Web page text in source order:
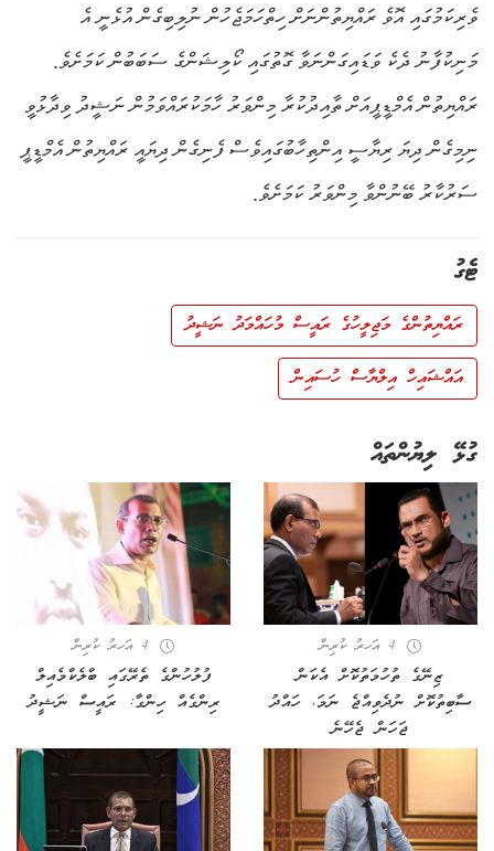
ވެރިކަމުގައި އޮވެ ރައްޔިތުންނަށް ހިތްހަމަޖެހުން ނުލިބިގެން އުޅެނީ އެ
މަނިކުފާނު ދެކެ ވަޑައިގަންނަވާ ގޮތުގައި ކޯލިޝަންގެ ސަބަބުން ކަމަށެވެ.
ރައްޔިތުން އެމްޑީޕީއަށް ތާއިދުކުރާ މިންވަރު ހާމަކުރައްވަމުން ނަޝީދު ވިދާޅުވީ
ނިމިގެން ދިޔަ ރިޔާސީ އިންތިހާބުގައިވެސް ފެނިގެން ދިޔައީ ރައްޔިތުން އެމްޑީޕީ
ސަރުކާރު ބޭނުންވާ މިންވަރު ކަމަށެވެ.
ޓެގު
ރައްޔިތުންގެ މަޖިލީހުގެ ރައީސް މުހައްމަދު ނަޝީދު
އައްޝައިހް އިލްޔާސް ހުސައިން
ގުޅޭ ލިޔުންތައް
4 އަހރު ކުރިން
ޒިނޭގެ ތުހުމަތުކޮށް އެކަން
ސާބިތުކޮށް ނުދެވިއްޖެ ނަމަ، ހައްދު
ޖަހަން ޖެހޭނެ
4 އަހރު ކުރިން
ފުލުހުންގެ ތެރޭގައި ބްލެކްމެއިލް
ރިންގެއް ހިންގާ: ރައީސް ނަޝީދު